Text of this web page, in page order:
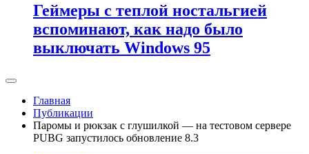
Геймеры с теплой ностальгией
вспоминают, как надо было
выключать Windows 95
Главная
Публикации
Паромы и рюкзак с глушилкой — на тестовом сервере
PUBG запустилось обновление 8.3